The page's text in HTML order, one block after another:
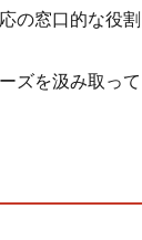
の窓口的な役割
ズを汲み取って